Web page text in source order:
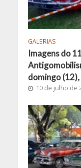
GALERIAS
Imagens do
domingo (12),
10 de julho de